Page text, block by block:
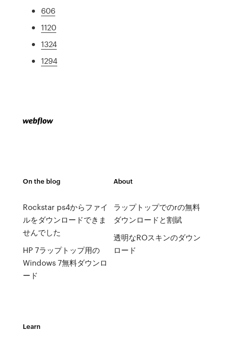
606
1120
1324
1294
On the blog
Rockstar ps4からファイ
ルをダウンロードできま
せんでした
HP 7ラップトップ用の
Windows 7無料ダウンロ
ード
About
ラップトップでのrの無料
ダウンロードと割賦
透明なROスキンのダウン
ロード
Learn